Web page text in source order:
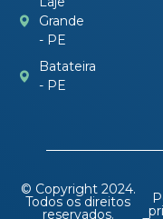
Grande
- PE
Batateira
- PE
© Copyright 2024.
Todos os direitos
reservados.